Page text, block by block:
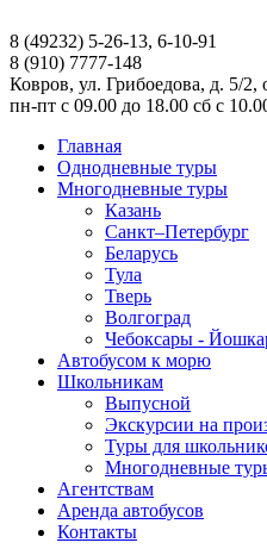
8 (49232) 5-26-13, 6-10-91
8 (910) 7777-148
Ковров, ул. Грибоедова, д. 5/2,
пн-пт с 09.00 до 18.00 сб с
Главная
Однодневные туры
Многодневные туры
Казань
Санкт–Петербург
Беларусь
Тула
Тверь
Волгоград
Чебоксары -
Автобусом к морю
Школьникам
Выпусной
Экскурсии на
Туры для
Многодневные
Агентствам
Аренда автобусов
Контакты